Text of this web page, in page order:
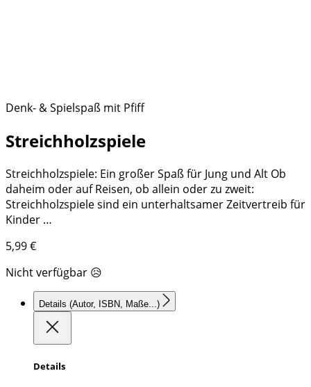
Denk- & Spielspaß mit Pfiff
Streichholzspiele
Streichholzspiele: Ein großer Spaß für Jung und Alt Ob
daheim oder auf Reisen, ob allein oder zu zweit:
Streichholzspiele sind ein unterhaltsamer Zeitvertreib für
Kinder …
5,99€
Nicht verfügbar 😥
Details (Autor, ISBN, Maße...)
Details